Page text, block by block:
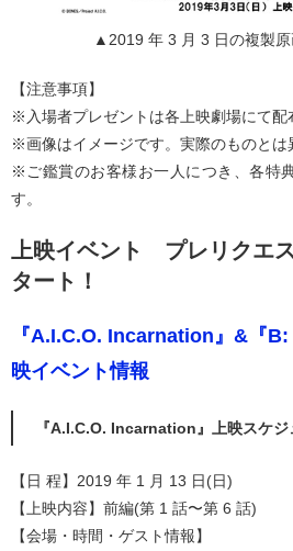
▲2019 年 3 月 3 日の複製原
【注意事項】
※入場者プレゼントは各上映劇場にて配
※画像はイメージです。実際のものとは
※ご鑑賞のお客様お一人につき、各特
す。
上映イベント プレリクエ
タート！
『A.I.C.O. Incarnation』&『
映イベント情報
『A.I.C.O. Incarnation』上映スケジ
【日 程】2019 年 1 月 13 日(日)
【上映内容】前編(第 1 話〜第 6 話)
【会場・時間・ゲスト情報】